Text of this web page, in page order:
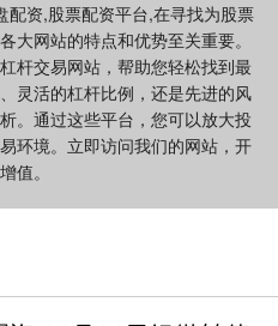
资,股票配资平台,在寻找为股票
大网站的特点和优势至关重要。
杆交易网站，帮助您轻松找到最
灵活的杠杆比例，还是先进的风
。通过这些平台，您可以放大投
环境。立即访问我们的网站，开
值。